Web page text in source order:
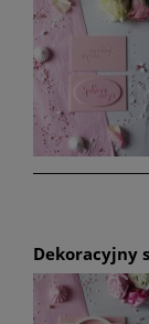
Dekoracyjny